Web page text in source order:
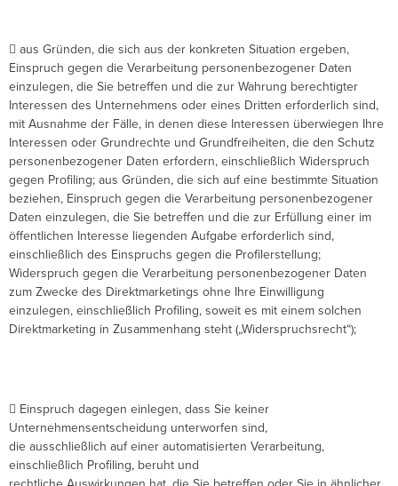
 aus Gründen, die sich aus der konkreten Situation ergeben,
Einspruch gegen die Verarbeitung personenbezogener Daten
einzulegen, die Sie betreffen und die zur Wahrung berechtigter
Interessen des Unternehmens oder eines Dritten erforderlich sind,
mit Ausnahme der Fälle, in denen diese Interessen überwiegen Ihre
Interessen oder Grundrechte und Grundfreiheiten, die den Schutz
personenbezogener Daten erfordern, einschließlich Widerspruch
gegen Profiling; aus Gründen, die sich auf eine bestimmte Situation
beziehen, Einspruch gegen die Verarbeitung personenbezogener
Daten einzulegen, die Sie betreffen und die zur Erfüllung einer im
öffentlichen Interesse liegenden Aufgabe erforderlich sind,
einschließlich des Einspruchs gegen die Profilerstellung;
Widerspruch gegen die Verarbeitung personenbezogener Daten
zum Zwecke des Direktmarketings ohne Ihre Einwilligung
einzulegen, einschließlich Profiling, soweit es mit einem solchen
Direktmarketing in Zusammenhang steht („Widerspruchsrecht“);
 Einspruch dagegen einlegen, dass Sie keiner
Unternehmensentscheidung unterworfen sind,
die ausschließlich auf einer automatisierten Verarbeitung,
einschließlich Profiling, beruht und